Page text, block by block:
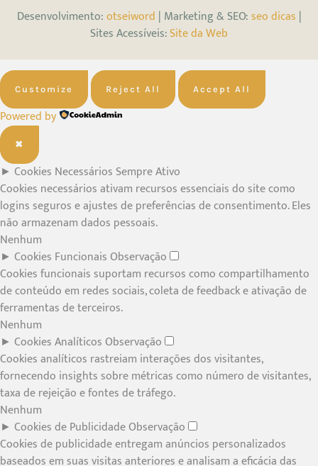
Desenvolvimento:otseiword | Marketing & SEO:seo dicas |
Sites Acessíveis:Site da Web
Customize Reject All Accept All
Powered by
✖
► Cookies NecessáriosSempre Ativo
Cookies necessários ativam recursos essenciais do site como
logins seguros e ajustes de preferências de consentimento. Eles
não armazenam dados pessoais.
Nenhum
► Cookies FuncionaisObservação
Cookies funcionais suportam recursos como compartilhamento
de conteúdo em redes sociais, coleta de feedback e ativação de
ferramentas de terceiros.
Nenhum
► Cookies AnalíticosObservação
Cookies analíticos rastreiam interações dos visitantes,
fornecendo insights sobre métricas como número de visitantes,
taxa de rejeição e fontes de tráfego.
Nenhum
► Cookies de PublicidadeObservação
Cookies de publicidade entregam anúncios personalizados
baseados em suas visitas anteriores e analisam a eficácia das